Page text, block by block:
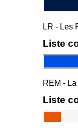
LR - Les
Liste
REM -
Liste